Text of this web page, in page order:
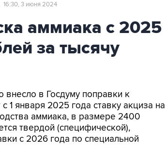
16:30, 3 июня 2024
аммиака с 2025
за тысячу
внесло в Госдуму поправки к
1 января 2025 года ставку акциза на
аммиака, в размере 2400
твердой (специфической),
с 2026 года по специальной